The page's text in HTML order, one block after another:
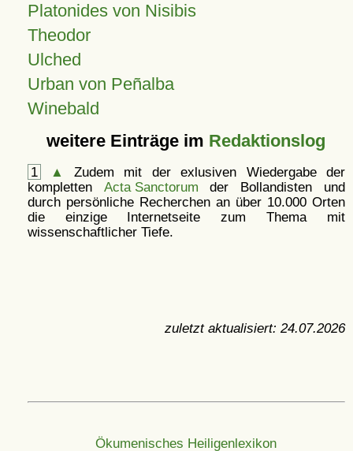
Platonides von Nisibis
Theodor
Ulched
Urban von Peñalba
Winebald
weitere Einträge im Redaktionslog
1 ▲
Zudem mit der exlusiven Wiedergabe der
kompletten Acta Sanctorum der Bollandisten und
durch persönliche Recherchen an über 10.000 Orten
die einzige Internetseite zum Thema mit
wissenschaftlicher Tiefe.
zuletzt aktualisiert: 24.07.2026
Ökumenisches Heiligenlexikon